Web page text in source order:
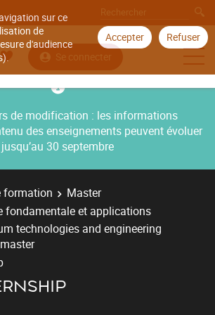
sur ce
de
d'audience
Accepter Refuser
Se connecter
de modification : les informations
des enseignements peuvent évoluer
jusqu’au 30 septembre
formation
Master
fondamentale et applications
technologies and engineering